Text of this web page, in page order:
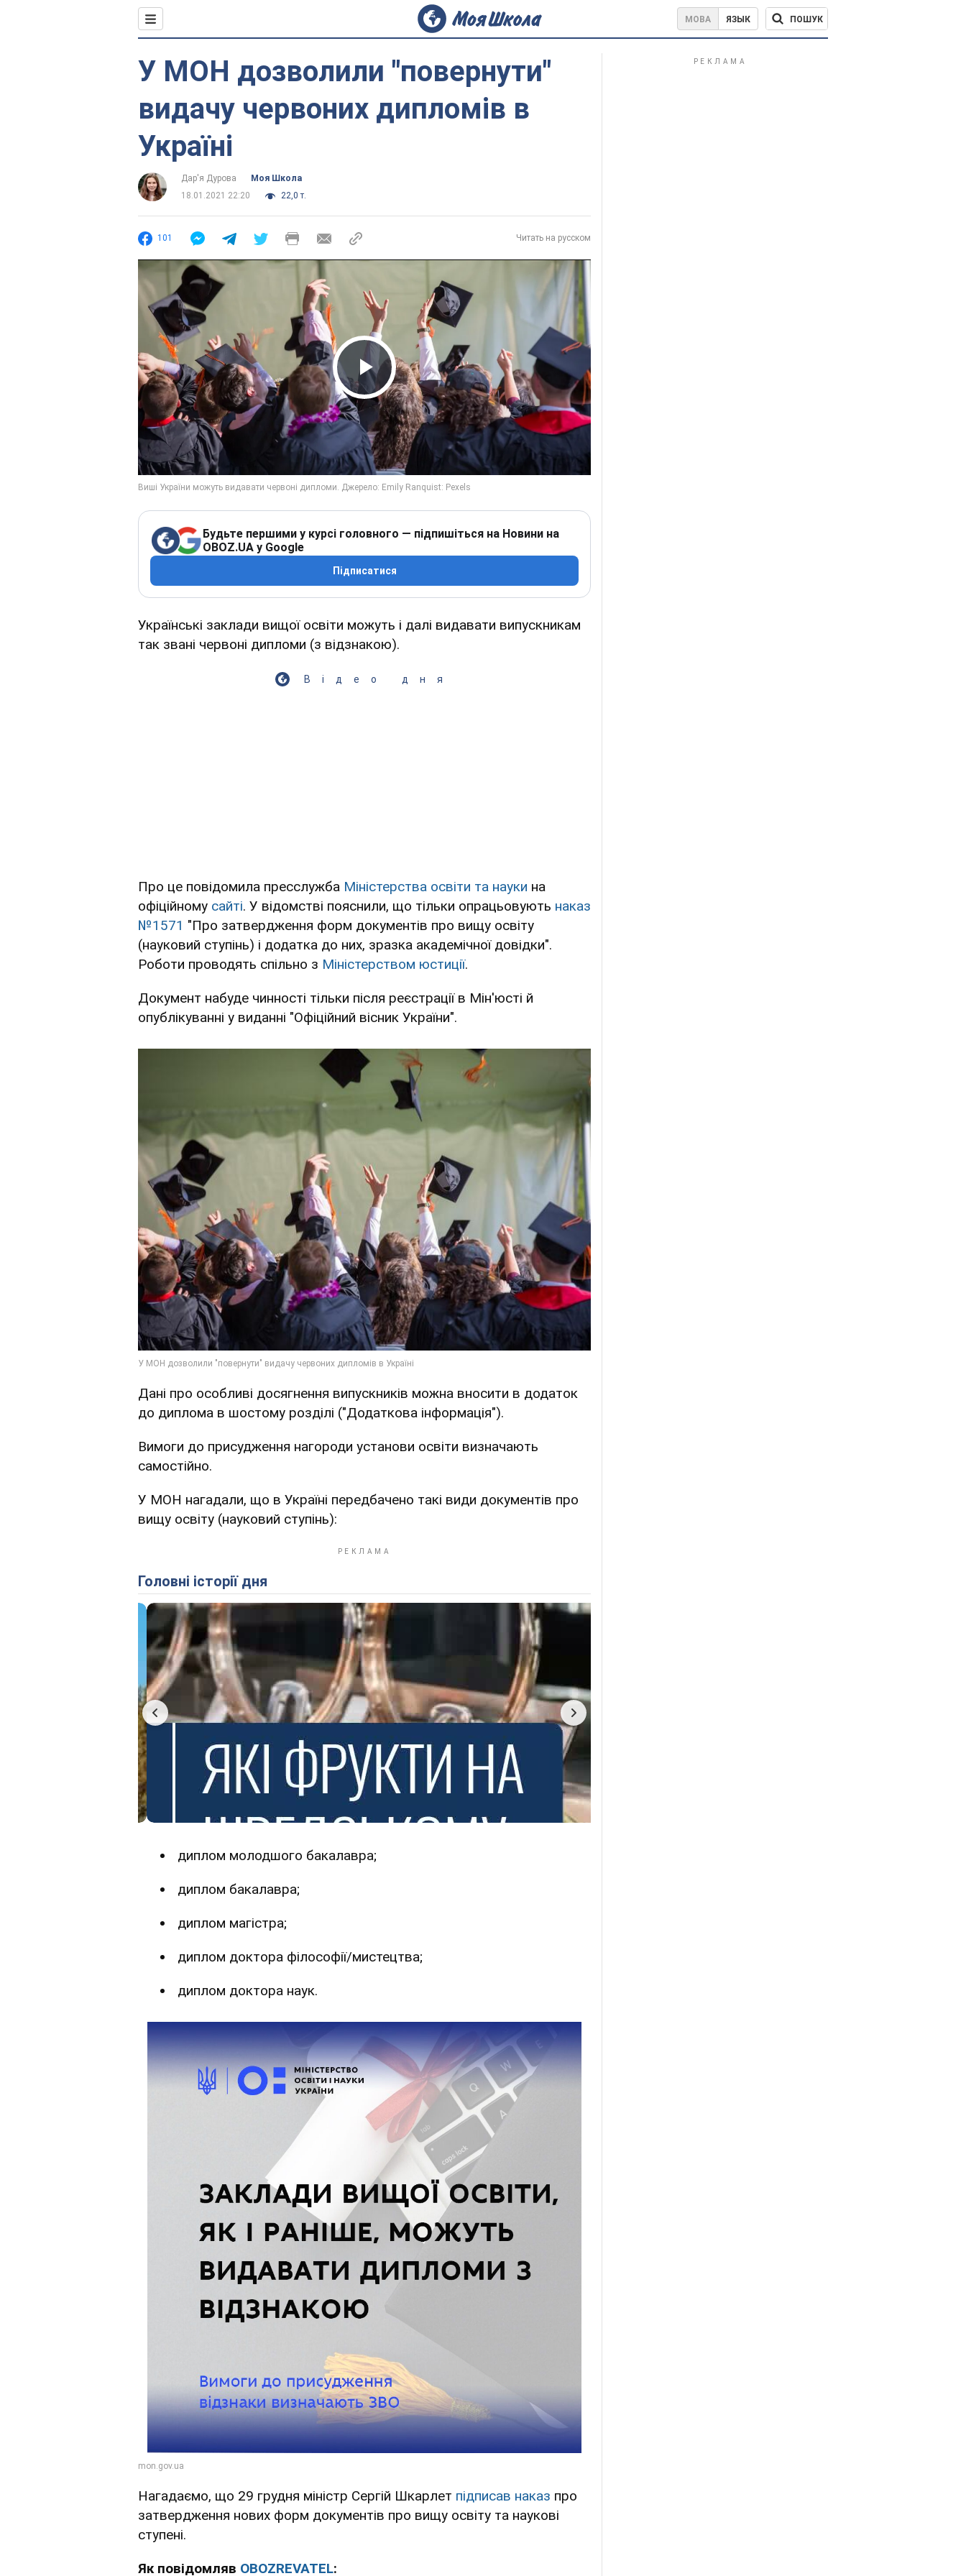
МОВА ЯЗЫК ПОШУК
У МОН дозволили "повернути"
видачу червоних дипломів в
Україні
Дар'я Дурова
Моя Школа
18.01.2021 22:20
22,0 т.
101 Читать на русском
Play Video
Будьте першими у курсі головного — підпишіться на Новини на
OBOZ.UA у Google
Підписатися
Українські заклади вищої освіти можуть і далі видавати випускникам
так звані червоні дипломи (з відзнакою).
Відео дня
Про це повідомила пресслужба Міністерства освіти та науки на
офіційному сайті. У відомстві пояснили, що тільки опрацьовують наказ
№1571 "Про затвердження форм документів про вищу освіту
(науковий ступінь) і додатка до них, зразка академічної довідки".
Роботи проводять спільно з Міністерством юстиції.
Документ набуде чинності тільки після реєстрації в Мін'юсті й
опублікуванні у виданні "Офіційний вісник України".
Дані про особливі досягнення випускників можна вносити в додаток
до диплома в шостому розділі ("Додаткова інформація").
Вимоги до присудження нагороди установи освіти визначають
самостійно.
У МОН нагадали, що в Україні передбачено такі види документів про
вищу освіту (науковий ступінь):
Головні історії дня
диплом молодшого бакалавра;
диплом бакалавра;
диплом магістра;
диплом доктора філософії/мистецтва;
диплом доктора наук.
Нагадаємо, що 29 грудня міністр Сергій Шкарлет підписав наказ про
затвердження нових форм документів про вищу освіту та наукові
ступені.
Як повідомляв OBOZREVATEL: